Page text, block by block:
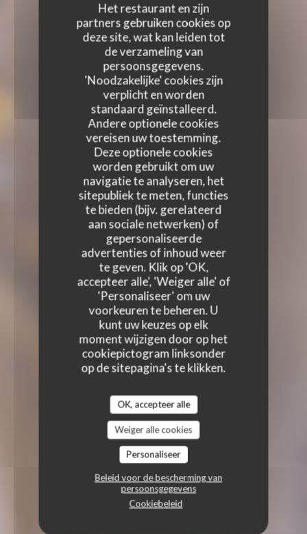
Het restaurant en zijn
partners gebruiken cookies op
deze site, wat kan leiden tot
de verzameling van
persoonsgegevens.
'Noodzakelijke' cookies zijn
verplicht en worden
standaard geïnstalleerd.
Andere optionele cookies
vereisen uw toestemming.
Deze optionele cookies
worden gebruikt om uw
navigatie te analyseren, het
sitepubliek te meten, functies
te bieden (bijv. gerelateerd
aan sociale netwerken) of
gepersonaliseerde
advertenties of inhoud weer
te geven. Klik op 'OK,
accepteer alle', 'Weiger alle' of
'Personaliseer' om uw
voorkeuren te beheren. U
kunt uw keuzes op elk
moment wijzigen door op het
cookiepictogram linksonder
op de sitepagina's te klikken.
OK, accepteer alle
Weiger alle cookies
Personaliseer
Beleid voor de bescherming van
persoonsgegevens
Cookiebeleid